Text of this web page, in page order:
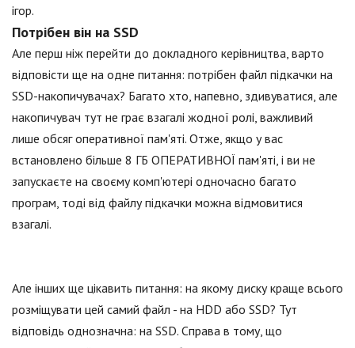
ігор.
Потрібен він на SSD
Але перш ніж перейти до докладного керівництва, варто
відповісти ще на одне питання: потрібен файл підкачки на
SSD-накопичувачах? Багато хто, напевно, здивуватися, але
накопичувач тут не грає взагалі жодної ролі, важливий
лише обсяг оперативної пам'яті. Отже, якщо у вас
встановлено більше 8 ГБ ОПЕРАТИВНОЇ пам'яті, і ви не
запускаєте на своєму комп'ютері одночасно багато
програм, тоді від файлу підкачки можна відмовитися
взагалі.
Але інших ще цікавить питання: на якому диску краще всього
розміщувати цей самий файл - на HDD або SSD? Тут
відповідь однозначна: на SSD. Справа в тому, що